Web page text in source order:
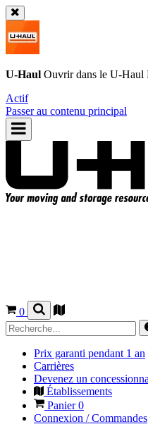
U-Haul Ouvrir dans le U-Haul
Actif
Passer au contenu principal
0
Prix garanti pendant 1 an
Carrières
Devenez un
Établissements
Panier0
Connexion / Commandes